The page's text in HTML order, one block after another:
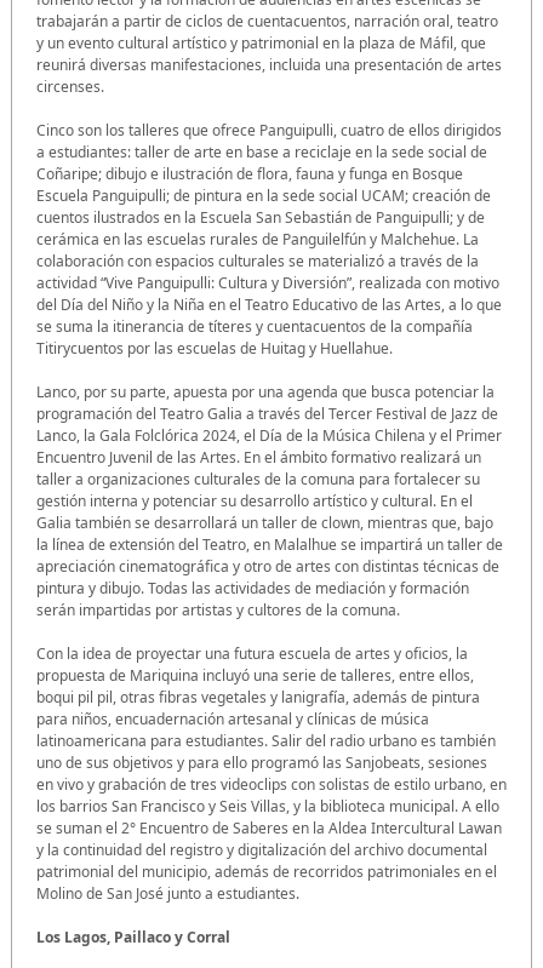
trabajarán a partir de ciclos de cuentacuentos, narración oral, teatro
y un evento cultural artístico y patrimonial en la plaza de Máfil, que
reunirá diversas manifestaciones, incluida una presentación de artes
circenses.
Cinco son los talleres que ofrece Panguipulli, cuatro de ellos dirigidos
a estudiantes: taller de arte en base a reciclaje en la sede social de
Coñaripe; dibujo e ilustración de flora, fauna y funga en Bosque
Escuela Panguipulli; de pintura en la sede social UCAM; creación de
cuentos ilustrados en la Escuela San Sebastián de Panguipulli; y de
cerámica en las escuelas rurales de Panguilelfún y Malchehue. La
colaboración con espacios culturales se materializó a través de la
actividad “Vive Panguipulli: Cultura y Diversión”, realizada con motivo
del Día del Niño y la Niña en el Teatro Educativo de las Artes, a lo que
se suma la itinerancia de títeres y cuentacuentos de la compañía
Titirycuentos por las escuelas de Huitag y Huellahue.
Lanco, por su parte, apuesta por una agenda que busca potenciar la
programación del Teatro Galia a través del Tercer Festival de Jazz de
Lanco, la Gala Folclórica 2024, el Día de la Música Chilena y el Primer
Encuentro Juvenil de las Artes. En el ámbito formativo realizará un
taller a organizaciones culturales de la comuna para fortalecer su
gestión interna y potenciar su desarrollo artístico y cultural. En el
Galia también se desarrollará un taller de clown, mientras que, bajo
la línea de extensión del Teatro, en Malalhue se impartirá un taller de
apreciación cinematográfica y otro de artes con distintas técnicas de
pintura y dibujo. Todas las actividades de mediación y formación
serán impartidas por artistas y cultores de la comuna.
Con la idea de proyectar una futura escuela de artes y oficios, la
propuesta de Mariquina incluyó una serie de talleres, entre ellos,
boqui pil pil, otras fibras vegetales y lanigrafía, además de pintura
para niños, encuadernación artesanal y clínicas de música
latinoamericana para estudiantes. Salir del radio urbano es también
uno de sus objetivos y para ello programó las Sanjobeats, sesiones
en vivo y grabación de tres videoclips con solistas de estilo urbano, en
los barrios San Francisco y Seis Villas, y la biblioteca municipal. A ello
se suman el 2° Encuentro de Saberes en la Aldea Intercultural Lawan
y la continuidad del registro y digitalización del archivo documental
patrimonial del municipio, además de recorridos patrimoniales en el
Molino de San José junto a estudiantes.
Los Lagos, Paillaco y Corral